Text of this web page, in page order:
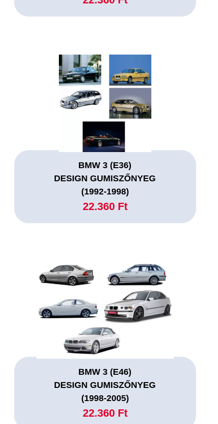
BMW 3 (E36)
DESIGN GUMISZŐNYEG
(1992-1998)
22.360 Ft
BMW 3 (E46)
DESIGN GUMISZŐNYEG
(1998-2005)
22.360 Ft